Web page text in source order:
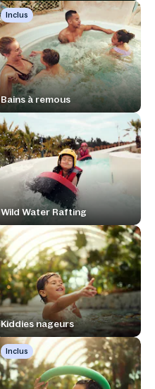
Inclus
Bains à remous
Wild Water Rafting
Kiddies nageurs
Inclus